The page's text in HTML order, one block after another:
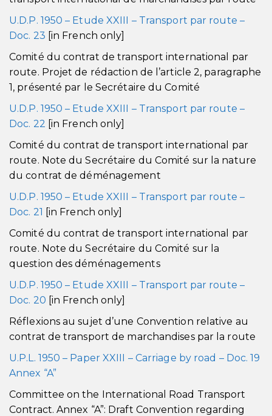
U.D.P. 1950 – Etude XXIII – Transport par route –
Doc. 23 [in French only]
Comité du contrat de transport international par
route. Projet de rédaction de l’article 2, paragraphe
1, présenté par le Secrétaire du Comité
U.D.P. 1950 – Etude XXIII – Transport par route –
Doc. 22 [in French only]
Comité du contrat de transport international par
route. Note du Secrétaire du Comité sur la nature
du contrat de déménagement
U.D.P. 1950 – Etude XXIII – Transport par route –
Doc. 21 [in French only]
Comité du contrat de transport international par
route. Note du Secrétaire du Comité sur la
question des déménagements
U.D.P. 1950 – Etude XXIII – Transport par route –
Doc. 20 [in French only]
Réflexions au sujet d’une Convention relative au
contrat de transport de marchandises par la route
U.P.L. 1950 – Paper XXIII – Carriage by road – Doc. 19
Annex “A”
Committee on the International Road Transport
Contract. Annex “A”: Draft Convention regarding